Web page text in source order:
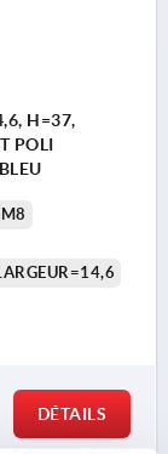
H=37,
POLI
DÉTAILS